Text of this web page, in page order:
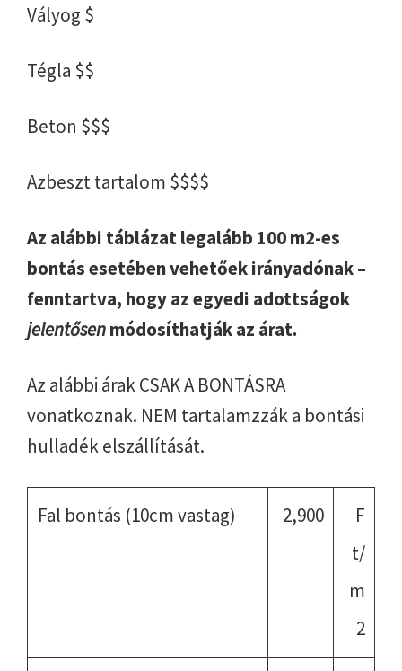
Vályog $
Tégla $$
Beton $$$
Azbeszt tartalom $$$$
Az alábbi táblázat legalább 100 m2-es
bontás esetében vehetőek irányadónak –
fenntartva, hogy az egyedi adottságok
jelentősenmódosíthatják az árat.
Az alábbi árak CSAK A BONTÁSRA
vonatkoznak. NEM tartalamzzák a bontási
hulladék elszállítását.
Fal bontás (10cm vastag) 2,900
F
t/
m
2